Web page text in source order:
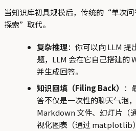
当知识库初具规模后，传统的“单次
探索”取代。
复杂推理：你可以向 LLM 提
题，LLM 会在它自己搭建的
并生成回答。
知识回填（Filing Back）
：
答不仅是一次性的聊天气泡
Markdown 文件、幻灯片（
视化图表（通过 matplotlib